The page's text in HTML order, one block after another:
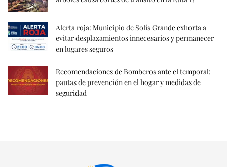
Alerta roja: Municipio de Solís Grande exhorta a
evitar desplazamientos innecesarios y permanecer
en lugares seguros
Recomendaciones de Bomberos ante el temporal:
pautas de prevención en el hogar y medidas de
seguridad